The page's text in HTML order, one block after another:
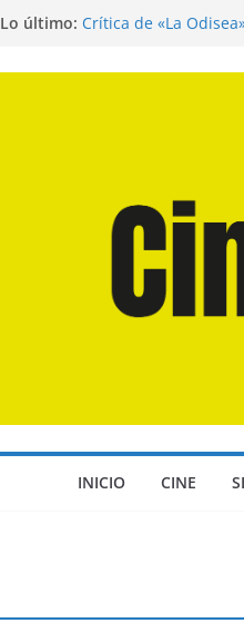
Lo último: Crítica de «La
INICIO CINE